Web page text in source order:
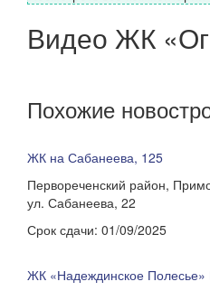
Видео ЖК
Похожие
ЖК на Сабанеева, 125
Первореченский район,
ул. Сабанеева, 22
Срок сдачи: 01/09/2025
ЖК «Надеждинское Полесье»